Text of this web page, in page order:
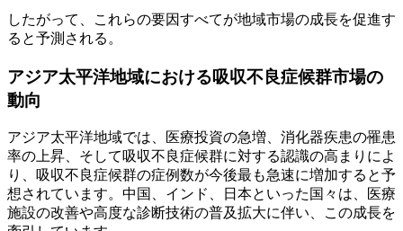
したがって、これらの要因すべてが地域市場の成長を促進す
ると予測される。
アジア太平洋地域における吸収不良症候群市場の
動向
アジア太平洋地域では、医療投資の急増、消化器疾患の罹患
率の上昇、そして吸収不良症候群に対する認識の高まりによ
り、吸収不良症候群の症例数が今後最も急速に増加すると予
想されています。中国、インド、日本といった国々は、医療
施設の改善や高度な診断技術の普及拡大に伴い、この成長を